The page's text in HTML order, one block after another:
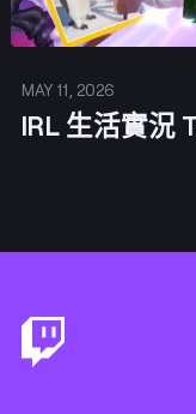
MAY 11, 2026
IRL 生活實況